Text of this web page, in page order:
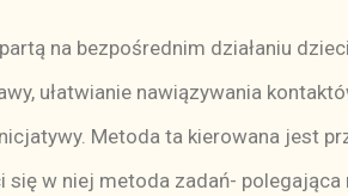
na bezpośrednim działaniu
ułatwianie nawiązywania
Metoda ta kierowana jest
się w niej metoda zadań-